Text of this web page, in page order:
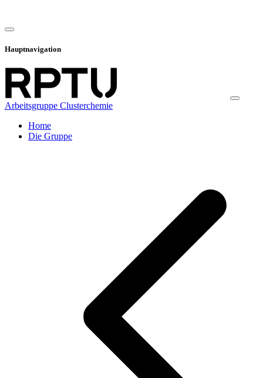
Hauptnavigation
Arbeitsgruppe Clusterchemie
Home
Die Gruppe